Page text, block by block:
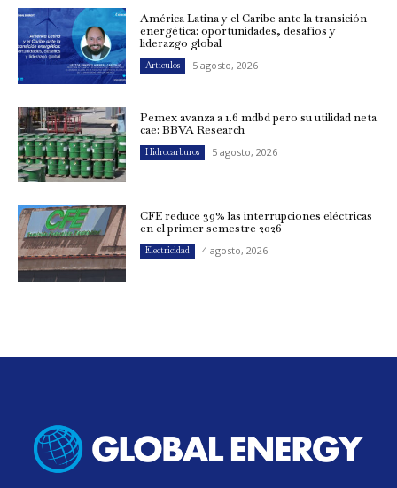
América Latina y el Caribe ante la transición
energética: oportunidades, desafíos y
liderazgo global
Artículos 5 agosto, 2026
Pemex avanza a 1.6 mdbd pero su utilidad neta
cae: BBVA Research
Hidrocarburos 5 agosto, 2026
CFE reduce 39% las interrupciones eléctricas
en el primer semestre 2026
Electricidad 4 agosto, 2026